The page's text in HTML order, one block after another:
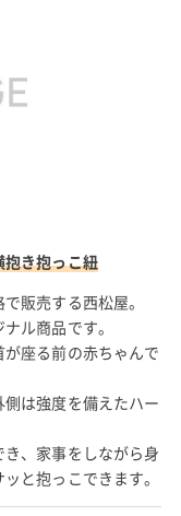
き抱っこ紐
販売する西松屋。
ル商品です。
座る前の赤ちゃんで
は強度を備えたハー
、家事をしながら身
と抱っこできます。